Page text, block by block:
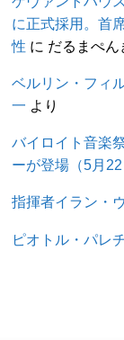
に正式採用。首
性 に だるまぺん
ベルリン・フィ
一 より
バイロイト音楽
ーが登場（5月22
指揮者イラン・
ピオトル・パレ